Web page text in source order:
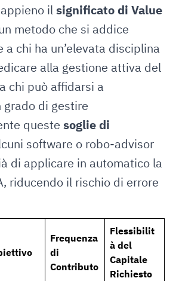
ilsignificato di Value
metodo che si addice
a chi ha un’elevata disciplina
alla gestione attiva del
chi può affidarsi a
di gestire
queste soglie di
software o robo-advisor
di applicare in automatico la
riducendo il rischio di errore
Frequenza
di
Contributo
Flessibilit
à del
Capitale
Richiesto